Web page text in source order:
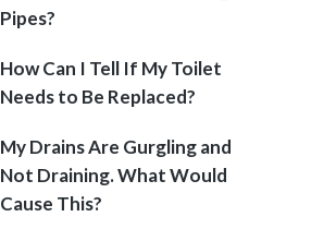
Pipes?
How Can I Tell If My Toilet
Needs to Be Replaced?
My Drains Are Gurgling and
Not Draining. What Would
Cause This?